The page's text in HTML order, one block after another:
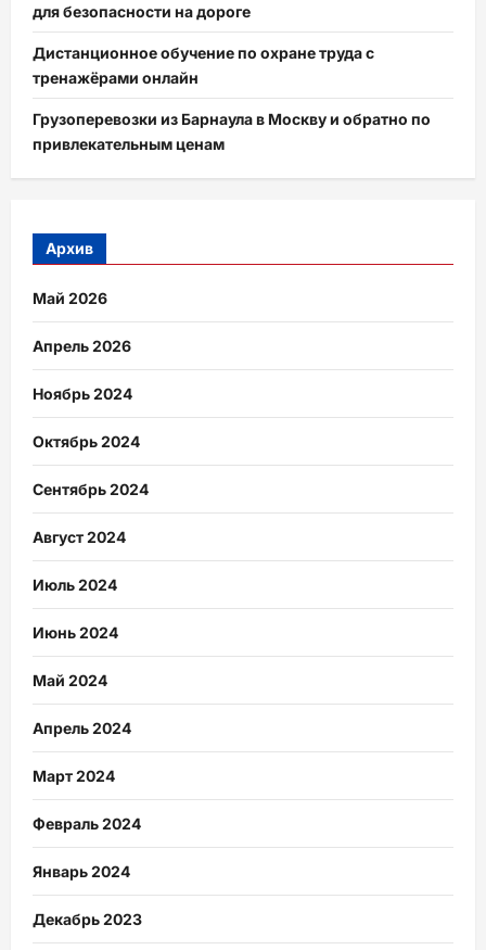
для безопасности на дороге
Дистанционное обучение по охране труда с
тренажёрами онлайн
Грузоперевозки из Барнаула в Москву и обратно по
привлекательным ценам
Архив
Май 2026
Апрель 2026
Ноябрь 2024
Октябрь 2024
Сентябрь 2024
Август 2024
Июль 2024
Июнь 2024
Май 2024
Апрель 2024
Март 2024
Февраль 2024
Январь 2024
Декабрь 2023